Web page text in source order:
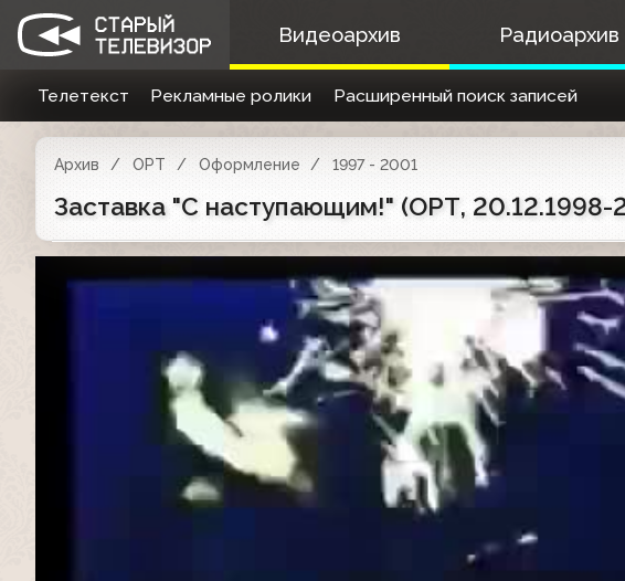
Видеоархив Радиоархив
Телетекст Рекламные ролики Расширенный поиск записей
Архив ОРТ Оформление 1997 - 2001
Заставка "С наступающим!" (ОРТ, 20.12.1998-